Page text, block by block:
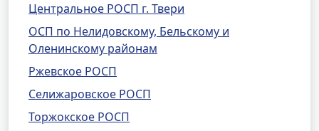
Центральное РОСП г. Твери
ОСП по Нелидовскому, Бельскому и
Оленинскому районам
Ржевское РОСП
Селижаровское РОСП
Торжокское РОСП